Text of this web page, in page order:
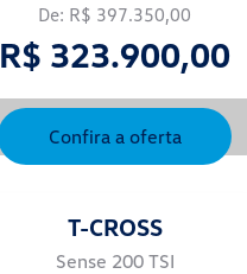
De: R$ 397.350,00
R$ 323.900,00
Confira a oferta
T-CROSS
Sense 200 TSI